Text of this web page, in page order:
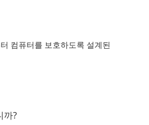
컴퓨터를 보호하도록 설계된
까?